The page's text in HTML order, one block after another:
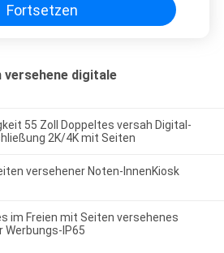
Fortsetzen
versehene digitale
55 Zoll Doppeltes versah Digital-
2K/4K mit Seiten
versehener Noten-InnenKiosk
im Freien mit Seiten versehenes
Werbungs-IP65